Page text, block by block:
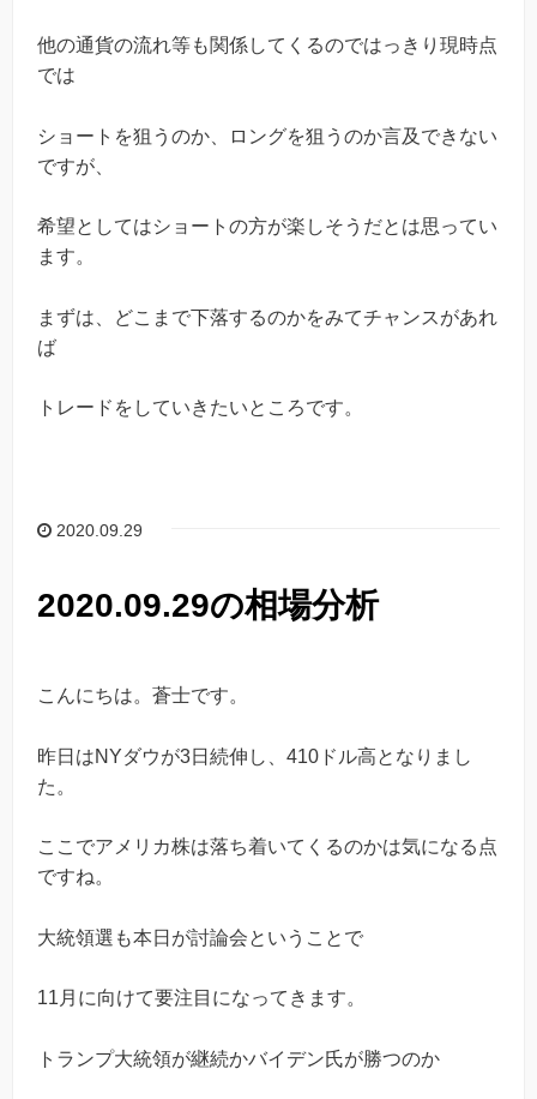
他の通貨の流れ等も関係してくるのではっきり現時点
では
ショートを狙うのか、ロングを狙うのか言及できない
ですが、
希望としてはショートの方が楽しそうだとは思ってい
ます。
まずは、どこまで下落するのかをみてチャンスがあれ
ば
トレードをしていきたいところです。
2020.09.29
2020.09.29の相場分析
こんにちは。蒼士です。
昨日はNYダウが3日続伸し、410ドル高となりまし
た。
ここでアメリカ株は落ち着いてくるのかは気になる点
ですね。
大統領選も本日が討論会ということで
11月に向けて要注目になってきます。
トランプ大統領が継続かバイデン氏が勝つのか